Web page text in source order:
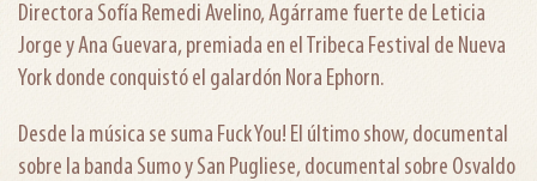
Directora Sofía Remedi Avelino, Agárrame fuerte de Leticia
Jorge y Ana Guevara, premiada en el Tribeca Festival de Nueva
York donde conquistó el galardón Nora Ephorn.
Desde la música se suma Fuck You! El último show, documental
sobre la banda Sumo y San Pugliese, documental sobre Osvaldo